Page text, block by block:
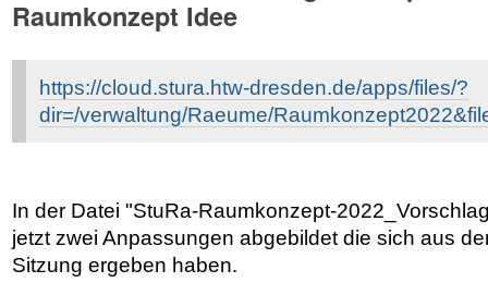
Raumkonzept Idee
https://cloud.stura.htw-dresden.de/apps/files/?
dir=/verwaltung/Raeume/
In der Datei "StuRa-Raumkonzept-
jetzt zwei Anpassungen abgebildet die sich aus
Sitzung ergeben haben.